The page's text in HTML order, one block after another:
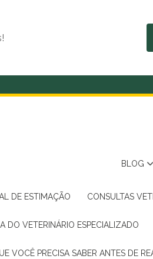
BLOG
DE ESTIMAÇÃO CONSULTAS
DO VETERINÁRIO ESPECIALIZADO
VOCÊ PRECISA SABER ANTES DE